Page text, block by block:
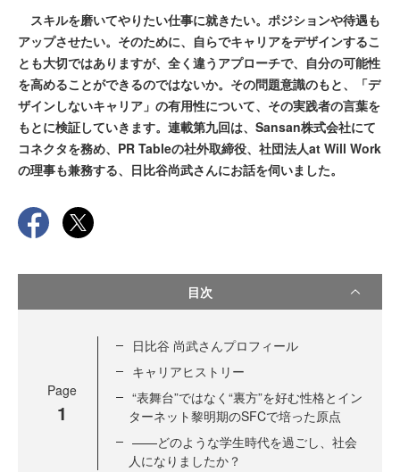
スキルを磨いてやりたい仕事に就きたい。ポジションや待遇も
アップさせたい。そのために、自らでキャリアをデザインするこ
とも大切ではありますが、全く違うアプローチで、自分の可能性
を高めることができるのではないか。その問題意識のもと、「デ
ザインしないキャリア」の有用性について、その実践者の言葉を
もとに検証していきます。連載第九回は、Sansan株式会社にて
コネクタを務め、PR Tableの社外取締役、社団法人at Will Work
の理事も兼務する、日比谷尚武さんにお話を伺いました。
目次
Page
1
日比谷 尚武さんプロフィール
キャリアヒストリー
“表舞台”ではなく“裏方”を好む性格とイン
ターネット黎明期のSFCで培った原点
——どのような学生時代を過ごし、社会
人になりましたか？